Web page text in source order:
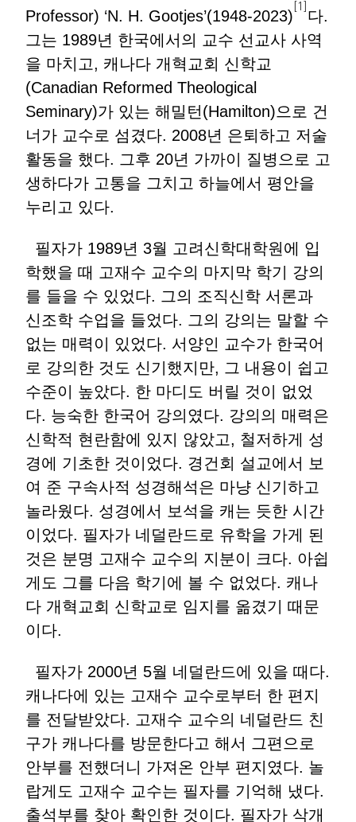
Professor) ‘N. H. Gootjes’(1948-2023)
[1]
다.
그는 1989년 한국에서의 교수 선교사 사역
을 마치고, 캐나다 개혁교회 신학교
(Canadian Reformed Theological
Seminary)가 있는 해밀턴(Hamilton)으로 건
너가 교수로 섬겼다. 2008년 은퇴하고 저술
활동을 했다. 그후 20년 가까이 질병으로 고
생하다가 고통을 그치고 하늘에서 평안을
누리고 있다.
필자가 1989년 3월 고려신학대학원에 입
학했을 때 고재수 교수의 마지막 학기 강의
를 들을 수 있었다. 그의 조직신학 서론과
신조학 수업을 들었다. 그의 강의는 말할 수
없는 매력이 있었다. 서양인 교수가 한국어
로 강의한 것도 신기했지만, 그 내용이 쉽고
수준이 높았다. 한 마디도 버릴 것이 없었
다. 능숙한 한국어 강의였다. 강의의 매력은
신학적 현란함에 있지 않았고, 철저하게 성
경에 기초한 것이었다. 경건회 설교에서 보
여 준 구속사적 성경해석은 마냥 신기하고
놀라웠다. 성경에서 보석을 캐는 듯한 시간
이었다. 필자가 네덜란드로 유학을 가게 된
것은 분명 고재수 교수의 지분이 크다. 아쉽
게도 그를 다음 학기에 볼 수 없었다. 캐나
다 개혁교회 신학교로 임지를 옮겼기 때문
이다.
필자가 2000년 5월 네덜란드에 있을 때다.
캐나다에 있는 고재수 교수로부터 한 편지
를 전달받았다. 고재수 교수의 네덜란드 친
구가 캐나다를 방문한다고 해서 그편으로
안부를 전했더니 가져온 안부 편지였다. 놀
랍게도 고재수 교수는 필자를 기억해 냈다.
출석부를 찾아 확인한 것이다. 필자가 삭개